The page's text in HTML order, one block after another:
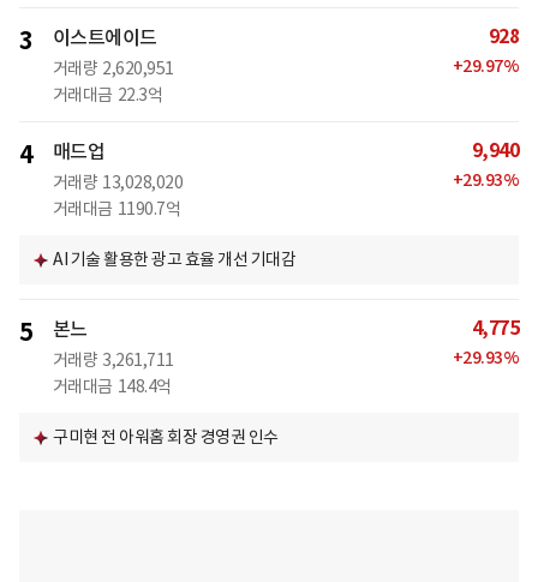
3 이스트에이드
거래량 2,620,951
거래대금 22.3억
928
+29.97%
4 매드업
거래량 13,028,020
거래대금 1190.7억
9,940
+29.93%
AI 기술 활용한 광고 효율 개선 기대감
5 본느
거래량 3,261,711
거래대금 148.4억
4,775
+29.93%
구미현 전 아워홈 회장 경영권 인수